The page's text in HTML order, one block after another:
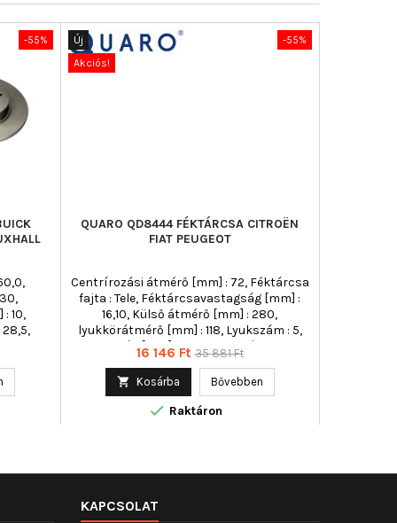
-55%
10,
:
06,
2 :
[mm] :
-55%
Új
Akciós!
QUARO QD8444 FÉKTÁRCSA CITROËN
FIAT PEUGEOT
Centrírozási átmérő [mm] : 72, Féktárcsa
fajta : Tele, Féktárcsavastagság [mm] :
16,10, Külső átmérő [mm] : 280,
lyukkörátmérő [mm] : 118, Lyukszám : 5,
Magasság [mm] : 82, Menetméret : 15,5,
Minimális vastagság [mm] : 14,2
Ár
16 146 Ft Normál
35 881 Ft
 Kosárba Bővebben
 Raktáron
KAPCSOLAT